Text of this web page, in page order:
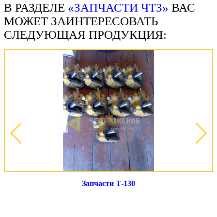
В РАЗДЕЛЕ «ЗАПЧАСТИ ЧТЗ» ВАС
МОЖЕТ ЗАИНТЕРЕСОВАТЬ
СЛЕДУЮЩАЯ ПРОДУКЦИЯ:
Запчасти Т-130